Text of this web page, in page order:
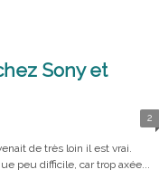
Sony et
2
de très loin il est vrai.
peu difficile, car trop axée...